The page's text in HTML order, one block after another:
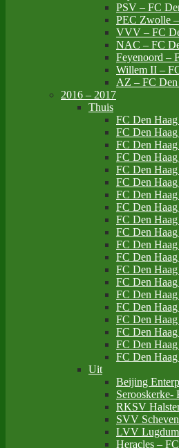
PSV – FC
PEC Zwolle
VVV – FC
NAC – FC
Feyenoord –
Willem II –
AZ – FC Den
2016 – 2017
Thuis
FC Den
FC Den
FC Den
FC Den
FC Den
FC Den
FC Den
FC Den
FC Den
FC Den
FC Den
FC Den Haag
FC Den
FC Den
FC Den
FC Den
FC Den
FC Den
FC Den Haag
FC Den
Uit
Beijing
Serooskerke-
RKSV
SVV
LVV
Heracles –